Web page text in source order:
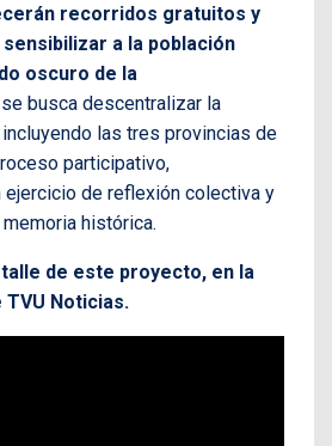
recorridos gratuitos y
a la población
oscuro de la
busca descentralizar la
las tres provincias de
participativo,
ejercicio de reflexión colectiva y
histórica.
de este proyecto, en la
Noticias.